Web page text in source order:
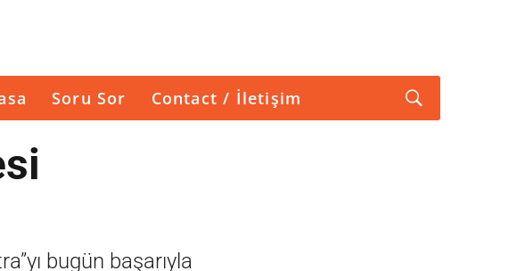
Soru Sor Contact / İletişim
bugün başarıyla